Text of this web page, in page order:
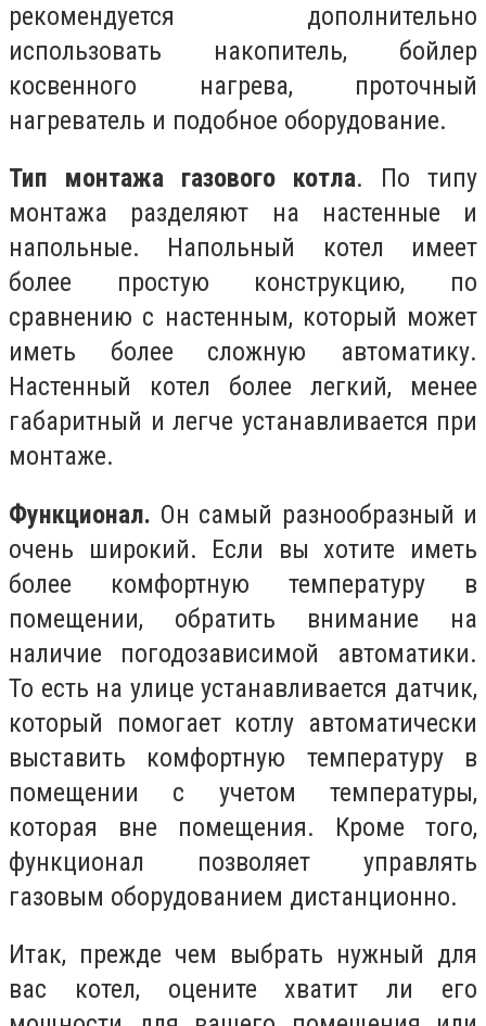
рекомендуется дополнительно
использовать накопитель, бойлер
косвенного нагрева, проточный
нагреватель и подобное оборудование.
Тип монтажа газового котла. По типу
монтажа разделяют на настенные и
напольные. Напольный котел имеет
более простую конструкцию, по
сравнению с настенным, который может
иметь более сложную автоматику.
Настенный котел более легкий, менее
габаритный и легче устанавливается при
монтаже.
Функционал. Он самый разнообразный и
очень широкий. Если вы хотите иметь
более комфортную температуру в
помещении, обратить внимание на
наличие погодозависимой автоматики.
То есть на улице устанавливается датчик,
который помогает котлу автоматически
выставить комфортную температуру в
помещении с учетом температуры,
которая вне помещения. Кроме того,
функционал позволяет управлять
газовым оборудованием дистанционно.
Итак, прежде чем выбрать нужный для
вас котел, оцените хватит ли его